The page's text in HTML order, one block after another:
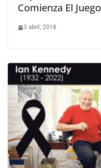
Comienza El Juego
3 abril, 2018